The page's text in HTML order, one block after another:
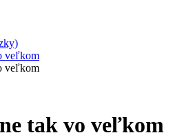
veľkom
veľkom
tak vo veľkom